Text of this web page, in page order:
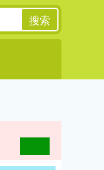
搜索